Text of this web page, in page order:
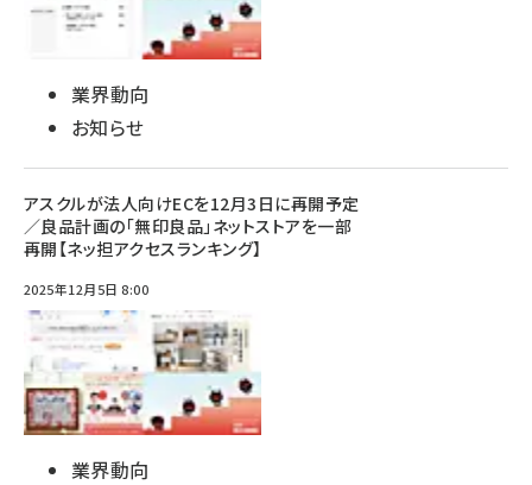
業界動向
お知らせ
アスクルが法人向けECを12月3日に再開予定
／良品計画の「無印良品」ネットストアを一部
再開【ネッ担アクセスランキング】
2025年12月5日 8:00
業界動向